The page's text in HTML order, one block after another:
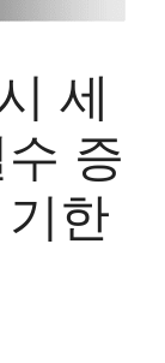
세
증
한